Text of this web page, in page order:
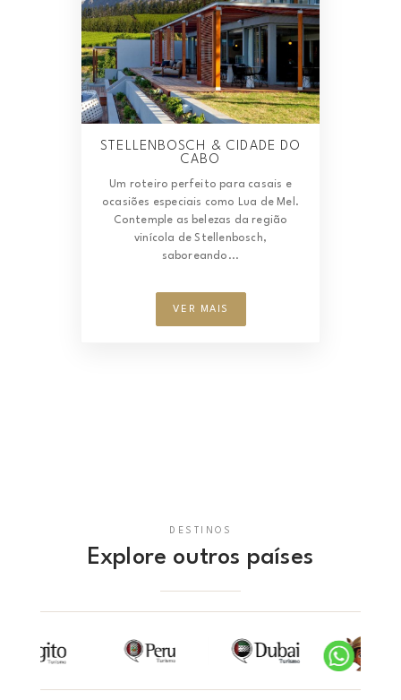
STELLENBOSCH & CIDADE DO
CABO
Um roteiro perfeito para casais e
ocasiões especiais como Lua de Mel.
Contemple as belezas da região
vinícola de Stellenbosch,
saboreando...
VER MAIS
DESTINOS
Explore outros países